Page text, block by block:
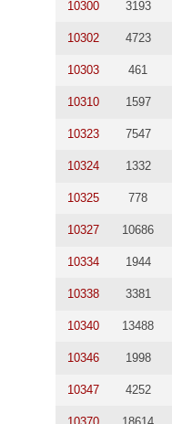
10300 3193
10302 4723
10303 461
10310 1597
10323 7547
10324 1332
10325 778
10327 10686
10334 1944
10338 3381
10340 13488
10346 1998
10347 4252